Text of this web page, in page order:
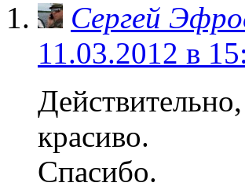
Сергей
11.03.2012 в
красиво.
Спасибо.